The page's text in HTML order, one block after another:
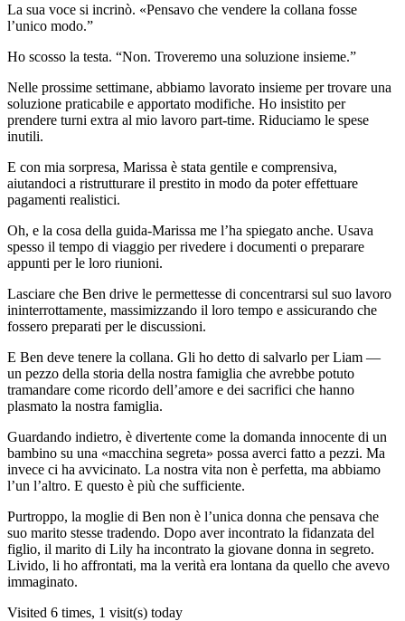
La sua voce si incrinò. «Pensavo che vendere la collana fosse
l’unico modo.”
Ho scosso la testa. “Non. Troveremo una soluzione insieme.”
Nelle prossime settimane, abbiamo lavorato insieme per trovare una
soluzione praticabile e apportato modifiche. Ho insistito per
prendere turni extra al mio lavoro part-time. Riduciamo le spese
inutili.
E con mia sorpresa, Marissa è stata gentile e comprensiva,
aiutandoci a ristrutturare il prestito in modo da poter effettuare
pagamenti realistici.
Oh, e la cosa della guida-Marissa me l’ha spiegato anche. Usava
spesso il tempo di viaggio per rivedere i documenti o preparare
appunti per le loro riunioni.
Lasciare che Ben drive le permettesse di concentrarsi sul suo lavoro
ininterrottamente, massimizzando il loro tempo e assicurando che
fossero preparati per le discussioni.
E Ben deve tenere la collana. Gli ho detto di salvarlo per Liam —
un pezzo della storia della nostra famiglia che avrebbe potuto
tramandare come ricordo dell’amore e dei sacrifici che hanno
plasmato la nostra famiglia.
Guardando indietro, è divertente come la domanda innocente di un
bambino su una «macchina segreta» possa averci fatto a pezzi. Ma
invece ci ha avvicinato. La nostra vita non è perfetta, ma abbiamo
l’un l’altro. E questo è più che sufficiente.
Purtroppo, la moglie di Ben non è l’unica donna che pensava che
suo marito stesse tradendo. Dopo aver incontrato la fidanzata del
figlio, il marito di Lily ha incontrato la giovane donna in segreto.
Livido, li ho affrontati, ma la verità era lontana da quello che avevo
immaginato.
Visited 6 times, 1 visit(s) today